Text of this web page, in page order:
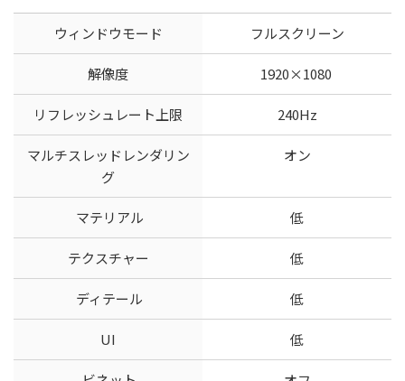
ウィンドウモード フルスクリーン
解像度 1920×1080
リフレッシュレート上限 240Hz
マルチスレッドレンダリン
グ
オン
マテリアル 低
テクスチャー 低
ディテール 低
UI 低